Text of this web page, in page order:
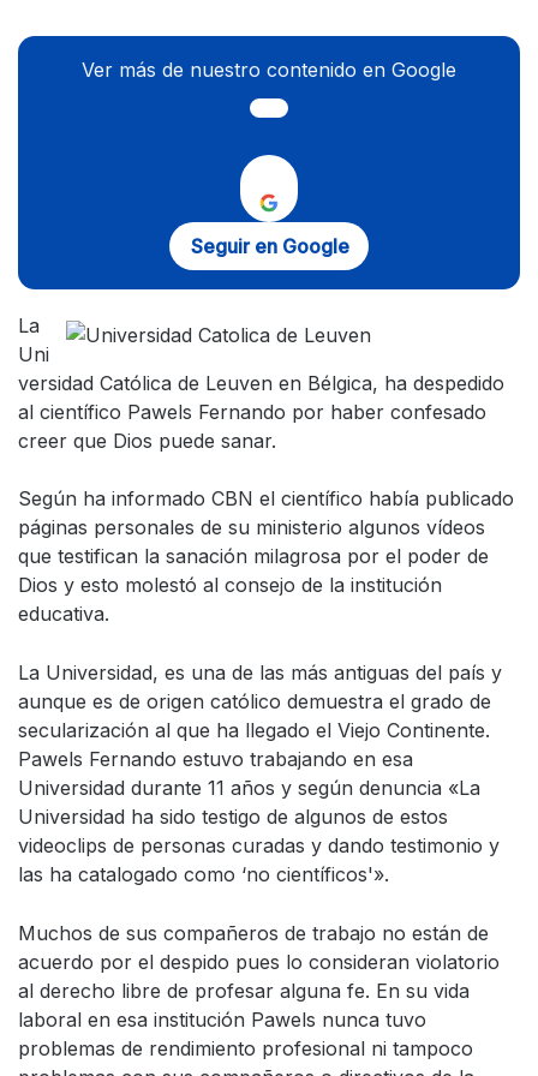
Ver más de nuestro contenido en Google
Seguir en Google
La
Uni
versidad Católica de Leuven en Bélgica, ha despedido
al científico Pawels Fernando por haber confesado
creer que Dios puede sanar.
Según ha informado CBN el científico había publicado
páginas personales de su ministerio algunos vídeos
que testifican la sanación milagrosa por el poder de
Dios y esto molestó al consejo de la institución
educativa.
La Universidad, es una de las más antiguas del país y
aunque es de origen católico demuestra el grado de
secularización al que ha llegado el Viejo Continente.
Pawels Fernando estuvo trabajando en esa
Universidad durante 11 años y según denuncia «La
Universidad ha sido testigo de algunos de estos
videoclips de personas curadas y dando testimonio y
las ha catalogado como ‘no científicos'».
Muchos de sus compañeros de trabajo no están de
acuerdo por el despido pues lo consideran violatorio
al derecho libre de profesar alguna fe. En su vida
laboral en esa institución Pawels nunca tuvo
problemas de rendimiento profesional ni tampoco